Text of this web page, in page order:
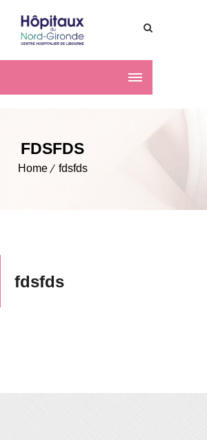
FDSFDS
Home fdsfds
fdsfds